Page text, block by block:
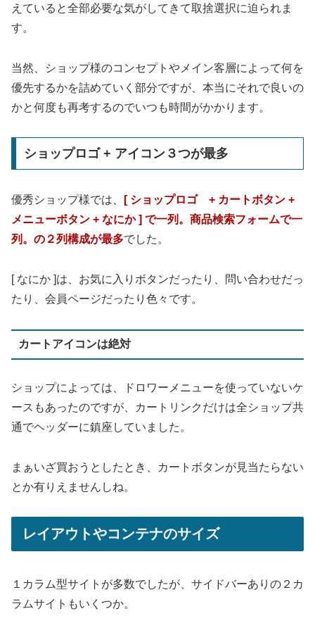
えていると全部必要な気がしてきて取捨選択に迫られま
す。
当然、ショップ様のコンセプトやメイン客層によって何を
優先するかを詰めていく部分ですが、本当にそれで良いの
かと何度も再考するのでいつも時間がかかります。
ショップロゴ + アイコン３つが最多
優秀ショップ様では、
[ ショップロゴ + カートボタン +
メニューボタン + なにか ] で一列。商品検索フォームで一
列。の２列構成が最多でした。
[ なにか ]は、お気に入りボタンだったり、問い合わせだっ
たり、会員ページだったり色々です。
カートアイコンは絶対
ショップによっては、ドロワーメニューを使っていないケ
ースもあったのですが、カートリンクだけは全ショップ共
通でヘッダーに鎮座していました。
まぁいざ買おうとしたとき、カートボタンが見当たらない
とか有りえませんしね。
レイアウトやコンテナのサイズ
１カラム型サイトが多数でしたが、サイドバーありの２カ
ラムサイトもいくつか。